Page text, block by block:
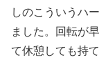
しのこういうハ
ました。回転が
て休憩しても持